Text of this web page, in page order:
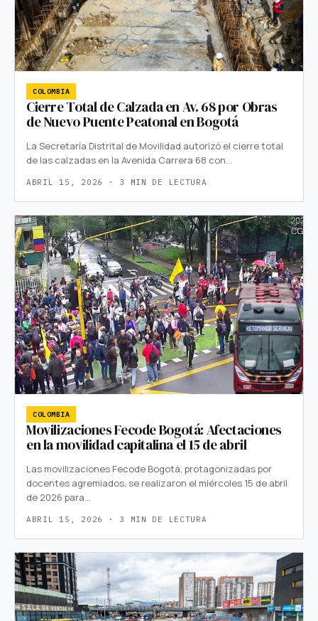
COLOMBIA
Cierre Total de Calzada en Av. 68 por Obras
de Nuevo Puente Peatonal en Bogotá
La Secretaría Distrital de Movilidad autorizó el cierre total
de las calzadas en la Avenida Carrera 68 con…
ABRIL 15, 2026 · 3 MIN DE LECTURA
COLOMBIA
Movilizaciones Fecode Bogotá: Afectaciones
en la movilidad capitalina el 15 de abril
Las movilizaciones Fecode Bogotá, protagonizadas por
docentes agremiados, se realizaron el miércoles 15 de abril
de 2026 para…
ABRIL 15, 2026 · 3 MIN DE LECTURA